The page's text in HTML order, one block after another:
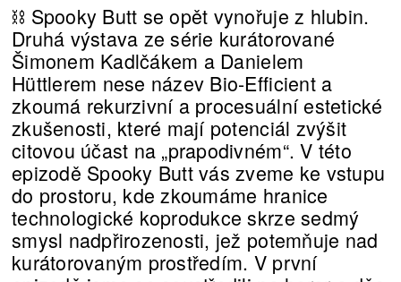
⛓️ Spooky Butt se opět vynořuje z hlubin.
Druhá výstava ze série kurátorované
Šimonem Kadlčákem a Danielem
Hüttlerem nese název Bio-Efficient a
zkoumá rekurzivní a procesuální estetické
zkušenosti, které mají potenciál zvýšit
citovou účast na „prapodivném“. V této
epizodě Spooky Butt vás zveme ke vstupu
do prostoru, kde zkoumáme hranice
technologické koprodukce skrze sedmý
smysl nadpřirozenosti, jež potemňuje nad
kurátorovaným prostředím. V první